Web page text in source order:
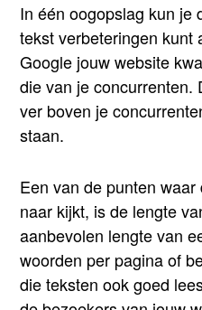
In één oogopslag kun je
tekst verbeteringen kunt
Google jouw website
die van je concurrenten.
ver boven je
staan.
Een van de punten
naar kijkt, is de lengte
aanbevolen lengte van
woorden per pagina of
die teksten ook goed